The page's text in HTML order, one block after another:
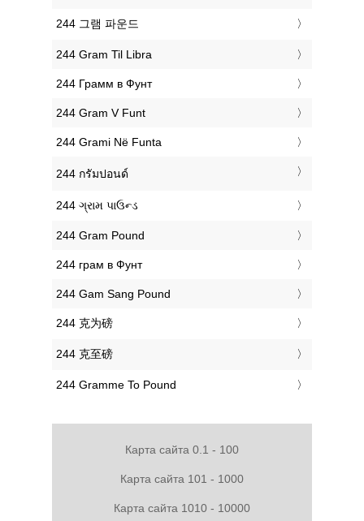
‎244 그램 파운드
‎244 Gram Til Libra
‎244 Грамм в Фунт
‎244 Gram V Funt
‎244 Grami Në Funta
‎244 กรัมปอนด์
‎244 ગ્રામ પાઉન્ડ
‎244 Gram Pound
‎244 грам в Фунт
‎244 Gam Sang Pound
‎244 克为磅
‎244 克至磅
‎244 Gramme To Pound
Карта сайта 0.1 - 100
Карта сайта 101 - 1000
Карта сайта 1010 - 10000